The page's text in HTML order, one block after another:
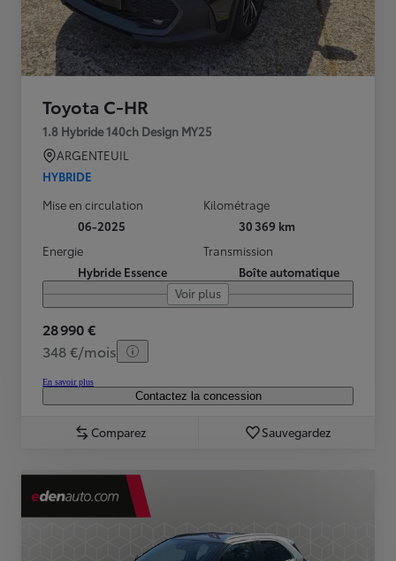
Toyota C-HR
1.8 Hybride 140ch Design MY25
ARGENTEUIL
HYBRIDE
Mise en circulation
06-2025
Kilométrage
30 369 km
Energie
Hybride Essence
Transmission
Boîte automatique
Voir plus
28 990 €
348 €/mois
En savoir plus
Contactez la concession
Comparez Sauvegardez